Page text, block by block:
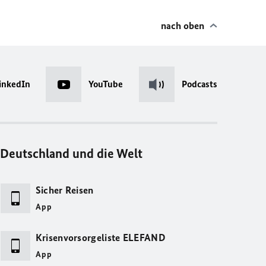
nach oben
YouTube Podcasts
Deutschland und die Welt
Sicher Reisen
App
Krisenvorsorgeliste ELEFAND
App